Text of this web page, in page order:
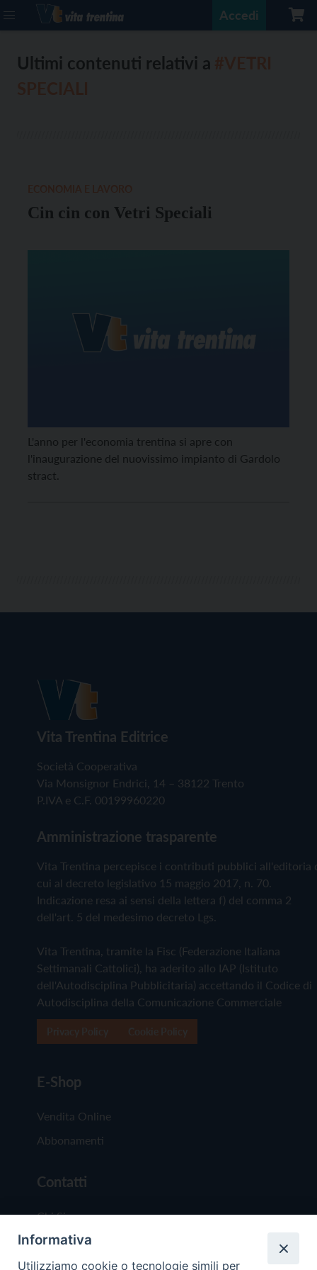
Accedi
Ultimi contenuti relativi a
Cin cin con Vetri Speciali
L'anno per l'economia trentina si apre con
l'inaugurazione del nuovissimo impianto di Gardolo
stract.
Vita Trentina Editrice
Società Cooperativa
Via Monsignor Endrici, 14 – 38122 Trento
P.IVA e C.F. 00199960220
Amministrazione trasparente
Vita Trentina percepisce i contributi pubblici all'editoria
cui al decreto legislativo 15 maggio 2017, n. 70.
Indicazione resa ai sensi della lettera f) del comma 2
dell'art. 5 del medesimo decreto Lgs.
Vita Trentina, tramite la Fisc (Federazione Italiana
Settimanali Cattolici), ha aderito allo IAP (Istituto
dell'Autodisciplina Pubblicitaria) accettando il Codice di
Autodisciplina della Comunicazione Commerciale
E-Shop
Vendita Online
Abbonamenti
Contatti
Chi Siamo
Redazione
Scrivici
Informativa
Utilizziamo cookie o tecnologie simili per